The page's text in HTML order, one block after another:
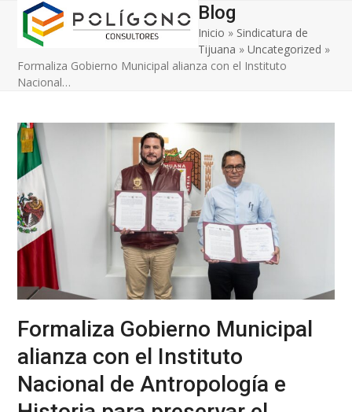
Skip
content
Open
mobile
menu
Close
mobile
menu
Blog
Inicio » Sindicatura de
Tijuana »Uncategorized »
Formaliza Gobierno Municipal alianza con el Instituto
Nacional…
Formaliza Gobierno Municipal
alianza con el Instituto
Nacional de Antropología e